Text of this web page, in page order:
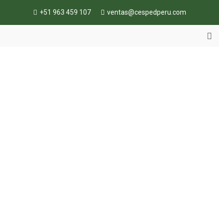
+51 963 459 107 ventas@cespedperu.com